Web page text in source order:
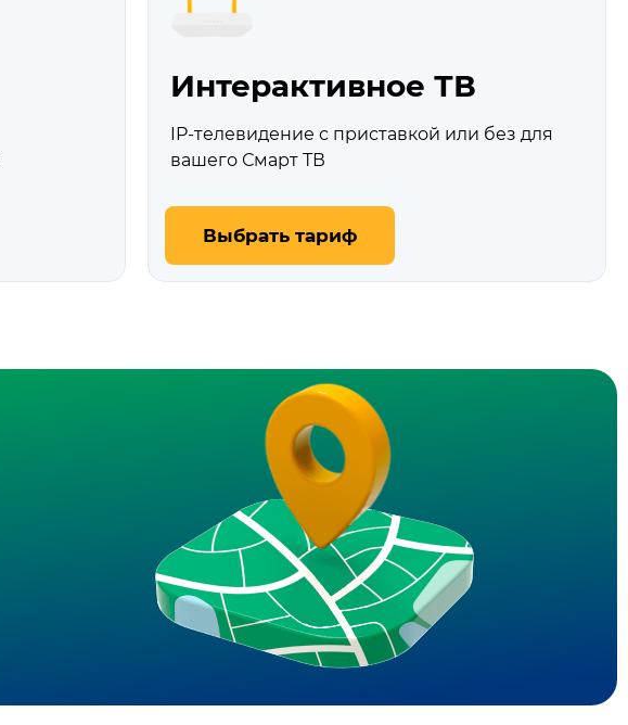
Интерактивное ТВ
IP-телевидение с приставкой или без для
вашего Смарт ТВ
Выбрать тариф